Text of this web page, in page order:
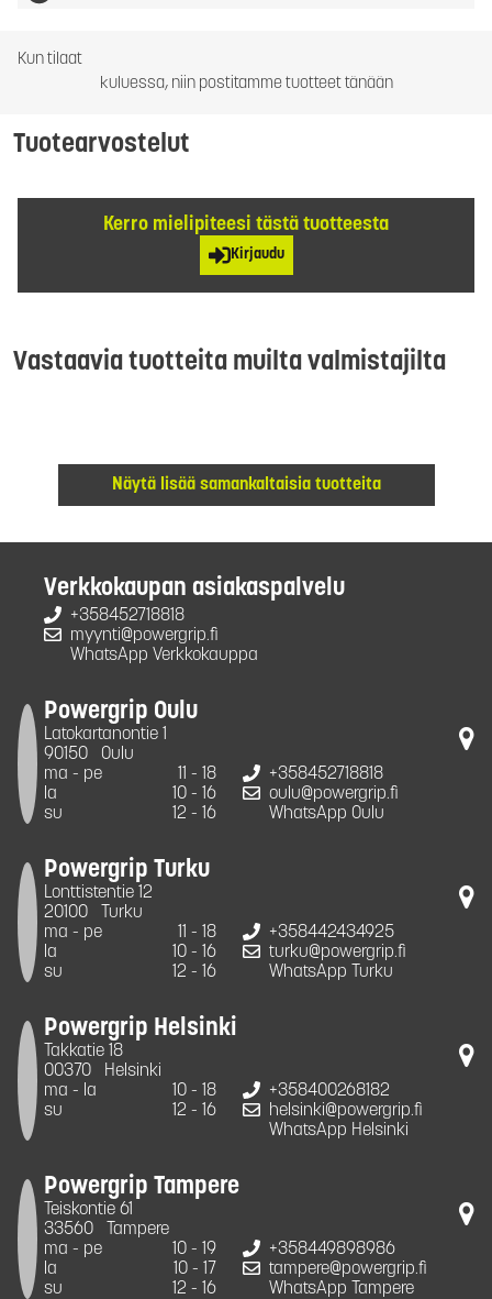
Kun tilaat
kuluessa, niin postitamme tuotteet tänään
Tuotearvostelut
Kerro mielipiteesi tästä tuotteesta
Kirjaudu
Vastaavia tuotteita muilta valmistajilta
Näytä lisää samankaltaisia tuotteita
Verkkokaupan asiakaspalvelu
+358452718818
myynti@powergrip.fi
WhatsApp Verkkokauppa
Powergrip Oulu
Latokartanontie 1
90150
Oulu
ma - pe
11 - 18
la
10 - 16
su
12 - 16
+358452718818
oulu@powergrip.fi
WhatsApp Oulu
Powergrip Turku
Lonttistentie 12
20100
Turku
ma - pe
11 - 18
la
10 - 16
su
12 - 16
+358442434925
turku@powergrip.fi
WhatsApp Turku
Powergrip Helsinki
Takkatie 18
00370
Helsinki
ma - la
10 - 18
su
12 - 16
+358400268182
helsinki@powergrip.fi
WhatsApp Helsinki
Powergrip Tampere
Teiskontie 61
33560
Tampere
ma - pe
10 - 19
la
10 - 17
su
12 - 16
+358449898986
tampere@powergrip.fi
WhatsApp Tampere